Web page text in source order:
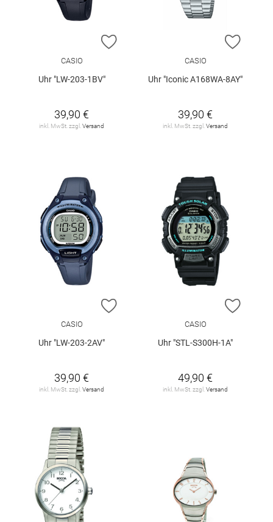
ZUR WUNSCHLISTE HINZUFÜGEN
CASIO
Uhr "LW-203-1BV"
39,90 €
inkl. MwSt. zzgl. Versand
ZUR
CASIO
Uhr "Iconic A168WA-8AY"
39,90 €
inkl. MwSt. zzgl. Versand
ZUR WUNSCHLISTE HINZUFÜGEN
CASIO
Uhr "LW-203-2AV"
39,90 €
inkl. MwSt. zzgl.Versand
ZUR
CASIO
Uhr "STL-S300H-1A"
49,90 €
inkl. MwSt. zzgl.Versand